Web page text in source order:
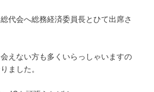
代会へ総務経済委員長とひて出席さ
えない方も多くいらっしゃいますの
ました。